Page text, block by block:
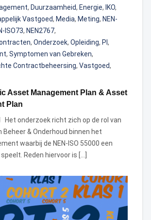
, Duurzaamheid, Energie, IKO,
Vastgoed, Media, Meting, NEN-
ISO73, NEN2767,
, Onderzoek, Opleiding, PI ,
, Symptomen van Gebreken,
Contractbeheersing, Vastgoed,
Asset Management Plan & Asset
Plan
Het onderzoek richt zich op de rol van
Beheer & Onderhoud binnen het
waarbij de NEN-ISO 55000 een
Reden hiervoor is […]